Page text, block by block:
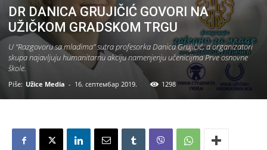
DR DANICA GRUJIČIĆ GOVORI NA
UŽIČKOM GRADSKOM TRGU
U “Razgovoru sa mladima” sutra profesorka Danica Grujičić, a organizatori
skupa najavljuju humanitarnu akciju namenjenju učenicijma Prve osnovne
škole.
Piše: Užice Media - 16. септембар 2019. 1298